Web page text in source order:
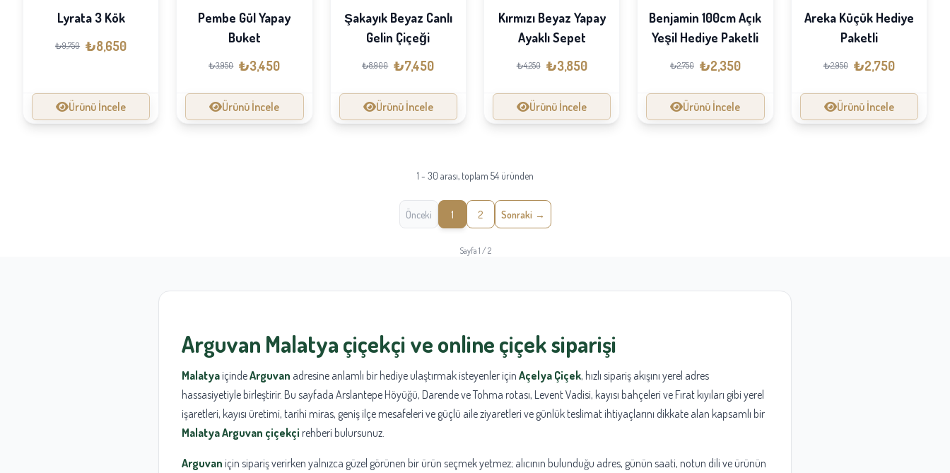
Lyrata 3 Kök
₺9,750 ₺8,650
Ürünü İncele
Pembe Gül Yapay
Buket
₺3,950 ₺3,450
Ürünü İncele
Şakayık Beyaz Canlı
Gelin Çiçeği
₺8,900 ₺7,450
Ürünü İncele
Kırmızı Beyaz Yapay
Ayaklı Sepet
₺4,250 ₺3,850
Ürünü İncele
Benjamin 100cm Açık
Yeşil Hediye Paketli
₺2,750 ₺2,350
Ürünü İncele
Areka Küçük Hediye
Paketli
₺2,950 ₺2,750
Ürünü İncele
1 - 30 arası, toplam 54 üründen
Önceki 1 2 Sonraki
Sayfa 1 / 2
Arguvan Malatyaçiçekçiveonline çiçek siparişi
Malatya içindeArguvan adresine anlamlı bir hediye ulaştırmak isteyenler için Açelya Çiçek, hızlı sipariş akışını yerel adres
hassasiyetiyle birleştirir. Bu sayfada Arslantepe Höyüğü, Darende ve Tohma rotası, Levent Vadisi, kayısı bahçeleri ve Fırat kıyıları gibi yerel
işaretleri, kayısı üretimi, tarihi miras, geniş ilçe mesafeleri ve güçlü aile ziyaretleri ve günlük teslimat ihtiyaçlarını dikkate alan kapsamlı bir
Malatya Arguvan çiçekçi rehberi bulursunuz.
Arguvan için sipariş verirken yalnızca güzel görünen bir ürün seçmek yetmez; alıcının bulunduğu adres, günün saati, notun dili ve ürünün